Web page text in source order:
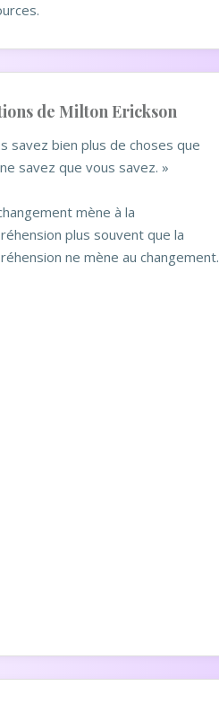
de Milton Erickson
savez bien plus de choses que
savez que vous savez. »
mène à la
plus souvent que la
ne mène au changement.